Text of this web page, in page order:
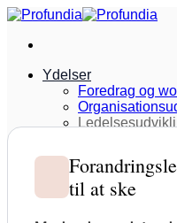
Fortsæt
indhold
Ydelser
Foredrag og
Artikler & podcasts
Interviews og
Referencer
Samarbejdspartnere
til at ske